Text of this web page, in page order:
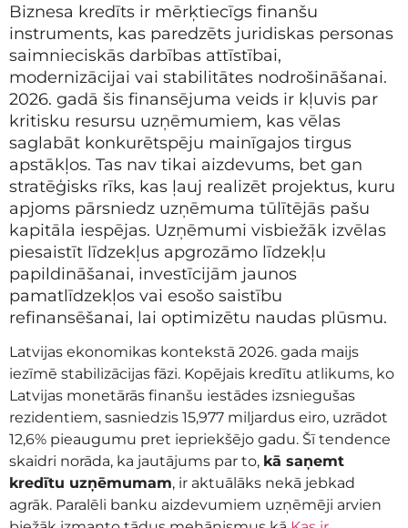
Biznesa kredīts ir mērķtiecīgs finanšu
instruments, kas paredzēts juridiskas personas
saimnieciskās darbības attīstībai,
modernizācijai vai stabilitātes nodrošināšanai.
2026. gadā šis finansējuma veids ir kļuvis par
kritisku resursu uzņēmumiem, kas vēlas
saglabāt konkurētspēju mainīgajos tirgus
apstākļos. Tas nav tikai aizdevums, bet gan
stratēģisks rīks, kas ļauj realizēt projektus, kuru
apjoms pārsniedz uzņēmuma tūlītējās pašu
kapitāla iespējas. Uzņēmumi visbiežāk izvēlas
piesaistīt līdzekļus apgrozāmo līdzekļu
papildināšanai, investīcijām jaunos
pamatlīdzekļos vai esošo saistību
refinansēšanai, lai optimizētu naudas plūsmu.
Latvijas ekonomikas kontekstā 2026. gada maijs
iezīmē stabilizācijas fāzi. Kopējais kredītu atlikums, ko
Latvijas monetārās finanšu iestādes izsniegušas
rezidentiem, sasniedzis 15,977 miljardus eiro, uzrādot
12,6% pieaugumu pret iepriekšējo gadu. Šī tendence
skaidri norāda, ka jautājums par to, kā saņemt
kredītu uzņēmumam, ir aktuālāks nekā jebkad
agrāk. Paralēli banku aizdevumiem uzņēmēji arvien